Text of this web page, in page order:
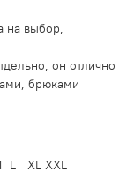
на выбор,
он отлично
брюками
L XL XXL